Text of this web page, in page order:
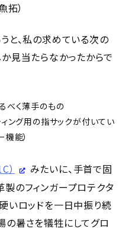
拓）
と、私の求めている次の
見当たらなかったからで
べく薄手のもの
ィング用の指サックが付いてい
能）
）
みたいに、手首で固
のフィンガープロテクタ
いロッドを一日中振り続
暑さを犠牲にしてグロ